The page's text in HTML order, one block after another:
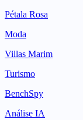
Pétala Rosa
Moda
Villas Marim
Turismo
BenchSpy
Análise IA